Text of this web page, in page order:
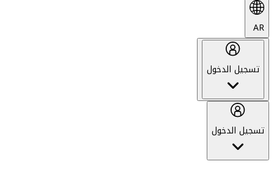
AR
تسجيل الدخول
تسجيل الدخول